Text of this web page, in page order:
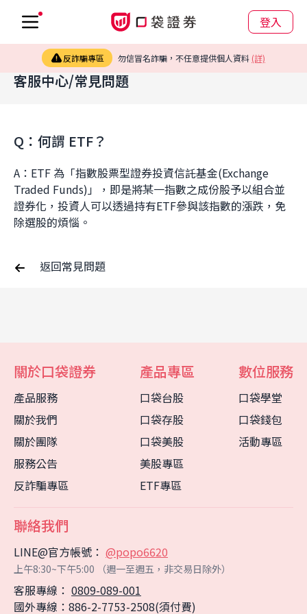
登入
反詐騙專區 勿信冒名詐騙，不任意提供個人資料 (詳)
客服中心 智能客服
客服中心/常見問題
Q：何謂 ETF？
A：ETF 為「指數股票型證券投資信託基金(Exchange
Traded Funds)」，即是將某一指數之成份股予以組合並
證券化，投資人可以透過持有ETF參與該指數的漲跌，免
除選股的煩惱。
返回常見問題
關於口袋證券
產品服務
關於我們
關於團隊
服務公告
反詐騙專區
產品專區
口袋台股
口袋存股
口袋美股
美股專區
ETF專區
數位服務
口袋學堂
口袋錢包
活動專區
聯絡我們
LINE@官方帳號： @popo6620
上午8:30~下午5:00 （週一至週五，非交易日除外）
客服專線： 0809-089-001
國外專線：886-2-7753-2508(須付費)